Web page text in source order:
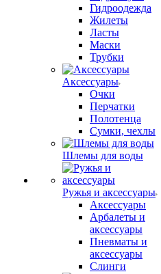
Гидроодежда
Жилеты
Ласты
Маски
Трубки
Аксессуары
Очки
Перчатки
Полотенца
Сумки, чехлы
Шлемы для воды
Ружья и аксессуары
Аксессуары
Арбалеты и
аксессуары
Пневматы и
аксессуары
Слинги